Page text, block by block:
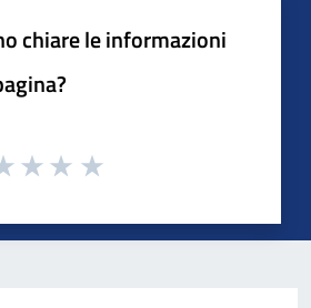
chiare le informazioni